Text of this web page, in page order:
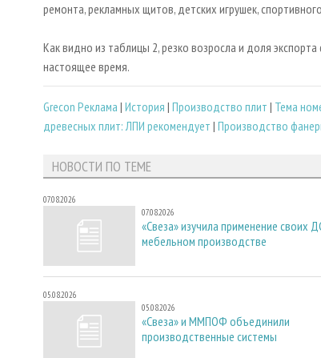
ремонта, рекламных щитов, детских игрушек,
Как видно из таблицы 2, резко возросла и доля
настоящее время.
Grecon Реклама | История | Производство плит | Тема
древесных плит: ЛПИ рекомендует | Производство
НОВОСТИ ПО ТЕМЕ
07.08.2026
07.08.2026
«Свеза» изучила применение своих
мебельном производстве
05.08.2026
05.08.2026
«Свеза» и ММПОФ объединили
производственные системы